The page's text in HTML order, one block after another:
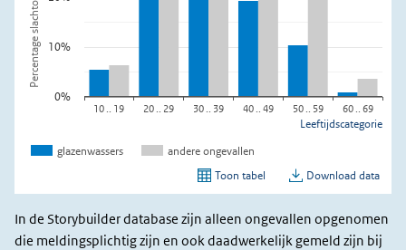
In de Storybuilder database zijn alleen ongevallen opgenomen
die meldingsplichtig zijn en ook daadwerkelijk gemeld zijn bij